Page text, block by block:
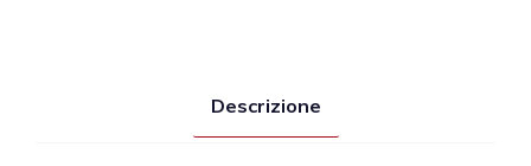
Descrizione